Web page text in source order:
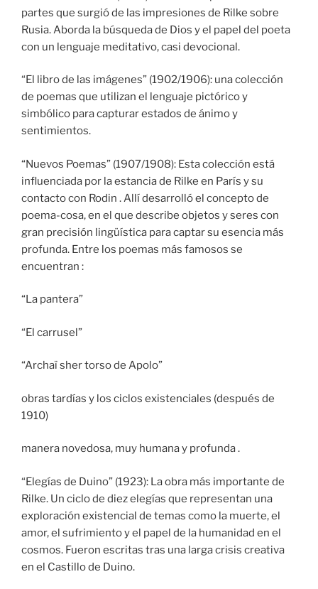
partes que surgió de las impresiones de Rilke sobre
Rusia. Aborda la búsqueda de Dios y el papel del poeta
con un lenguaje meditativo, casi devocional.
“El libro de las imágenes” (1902/1906): una colección
de poemas que utilizan el lenguaje pictórico y
simbólico para capturar estados de ánimo y
sentimientos.
“Nuevos Poemas” (1907/1908): Esta colección está
influenciada por la estancia de Rilke en París y su
contacto con Rodin . Allí desarrolló el concepto de
poema-cosa, en el que describe objetos y seres con
gran precisión lingüística para captar su esencia más
profunda. Entre los poemas más famosos se
encuentran :
“La pantera”
“El carrusel”
“Archaï sher torso de Apolo”
obras tardías y los ciclos existenciales (después de
1910)
manera novedosa, muy humana y profunda .
“Elegías de Duino” (1923): La obra más importante de
Rilke. Un ciclo de diez elegías que representan una
exploración existencial de temas como la muerte, el
amor, el sufrimiento y el papel de la humanidad en el
cosmos. Fueron escritas tras una larga crisis creativa
en el Castillo de Duino.